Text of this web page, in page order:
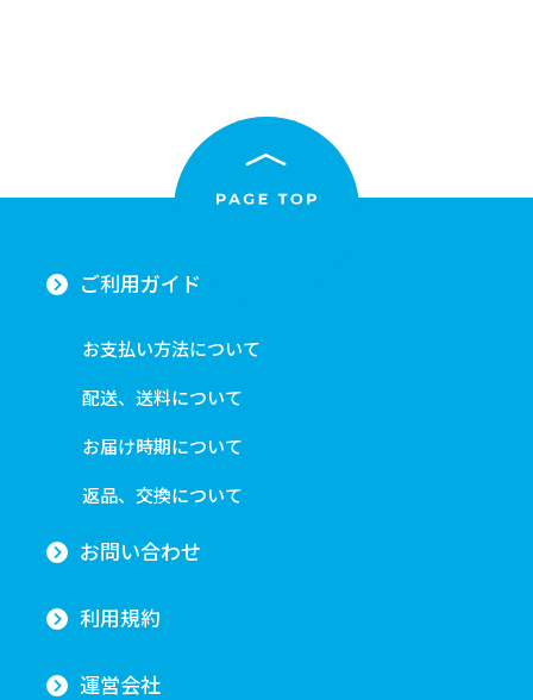
ご利用ガイド
お支払い方法について
配送、送料について
お届け時期について
返品、交換について
お問い合わせ
利用規約
運営会社